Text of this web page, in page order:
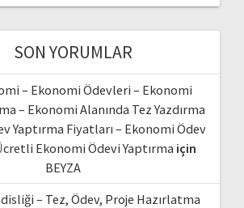
SON YORUMLAR
– Ekonomi Ödevleri – Ekonomi
– Ekonomi Alanında Tez Yazdırma
Yaptırma Fiyatları – Ekonomi Ödev
Ekonomi Ödevi Yaptırma için
BEYZA
– Tez, Ödev, Proje Hazırlatma